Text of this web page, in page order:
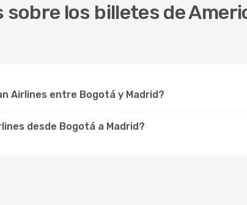
los billetes de
Airlines entre Bogotá y Madrid?
desde Bogotá a Madrid?